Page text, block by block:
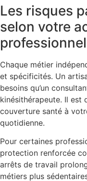
Les risques
selon votre
Chaque métier
et spécificités. Un
besoins qu’un
kinésithérapeute. Il est
couverture santé à
quotidienne.
Pour certaines
protection renforcée
arrêts de travail
métiers plus